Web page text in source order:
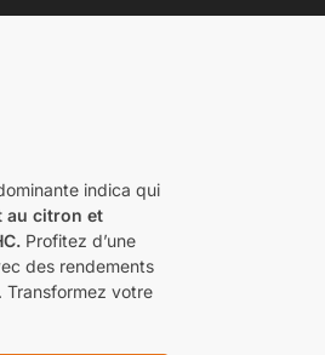
indica qui
au citron et
Profitez d’une
des rendements
Transformez votre